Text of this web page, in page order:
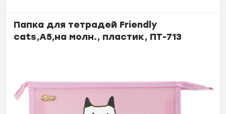
Папка для тетрадей Friendly
cats,А5,на молн., пластик, ПТ-713